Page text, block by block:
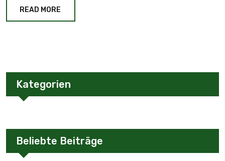
READ MORE
Kategorien
Beliebte Beiträge